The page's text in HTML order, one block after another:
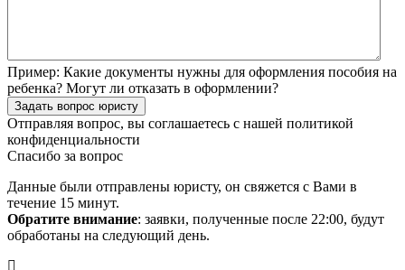
Пример: Какие документы нужны для оформления пособия на
ребенка? Могут ли отказать в оформлении?
Задать вопрос юристу
Отправляя вопрос, вы соглашаетесь с нашей политикой
конфиденциальности
Спасибо за вопрос
Данные были отправлены юристу, он свяжется с Вами в
течение 15 минут.
Обратите внимание: заявки, полученные после 22:00, будут
обработаны на следующий день.